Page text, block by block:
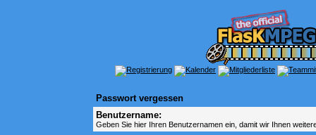
Passwort vergessen
Benutzername:
Geben Sie hier Ihren Benutzernamen ein, damit wir Ihnen